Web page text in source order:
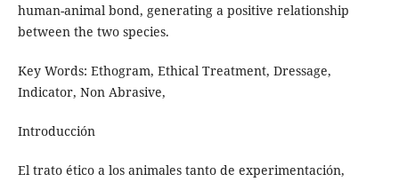
human-animal bond, generating a positive relationship
between the two species.
Key Words: Ethogram, Ethical Treatment, Dressage,
Indicator, Non Abrasive,
Introducción
El trato ético a los animales tanto de experimentación,